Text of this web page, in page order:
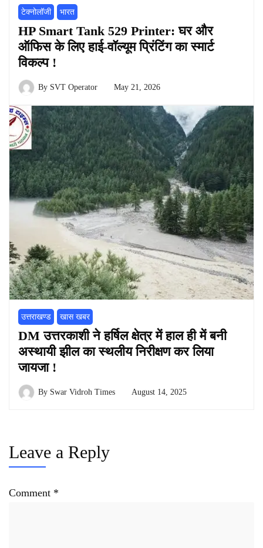
टेक्नोलॉजी भारत
HP Smart Tank 529 Printer: घर और
ऑफिस के लिए हाई-वॉल्यूम प्रिंटिंग का स्मार्ट
विकल्प !
By SVT Operator May 21, 2026
उत्तराखण्ड खास खबर
DM उत्तरकाशी ने हर्षिल क्षेत्र में हाल ही में बनी
अस्थायी झील का स्थलीय निरीक्षण कर लिया
जायजा !
By Swar Vidroh Times August 14, 2025
Leave a Reply
Comment *